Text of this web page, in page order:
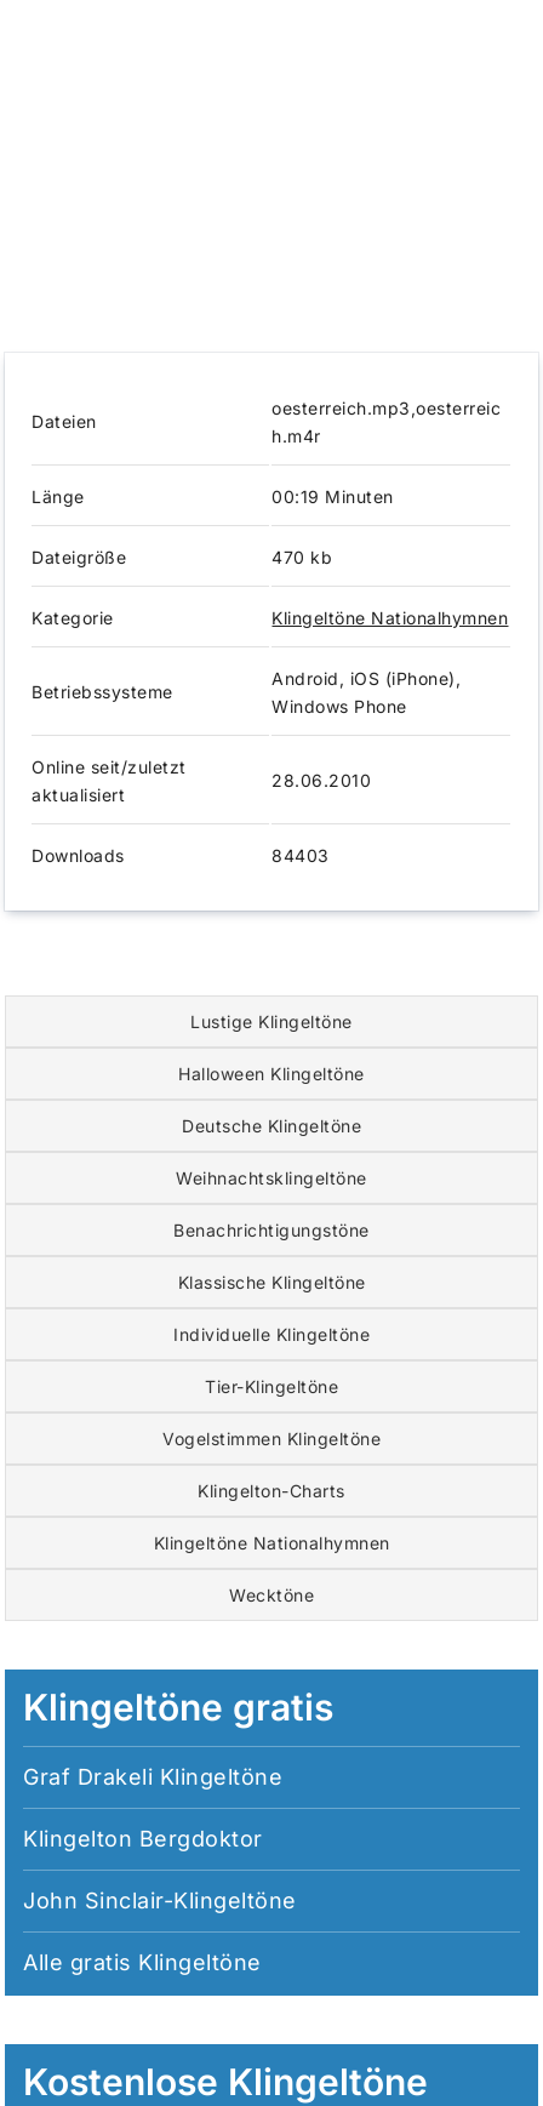
Dateien
oesterreich.mp3,oesterreic
h.m4r
Länge 00:19 Minuten
Dateigröße 470 kb
Kategorie Klingeltöne Nationalhymnen
Betriebssysteme
Android, iOS (iPhone),
Windows Phone
Online seit/zuletzt
aktualisiert
28.06.2010
Downloads 84403
Lustige Klingeltöne
Halloween Klingeltöne
Deutsche Klingeltöne
Weihnachtsklingeltöne
Benachrichtigungstöne
Klassische Klingeltöne
Individuelle Klingeltöne
Tier-Klingeltöne
Vogelstimmen Klingeltöne
Klingelton-Charts
Klingeltöne Nationalhymnen
Wecktöne
Klingeltöne gratis
Graf Drakeli Klingeltöne
Klingelton Bergdoktor
John Sinclair-Klingeltöne
Alle gratis Klingeltöne
Kostenlose Klingeltöne